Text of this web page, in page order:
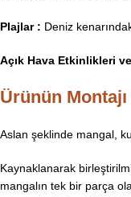
Plajlar : Deniz
Açık Hava Etkinlikleri
Ürünün Montajı
Aslan şeklinde mangal,
Kaynaklanarak
mangalın tek bir parça